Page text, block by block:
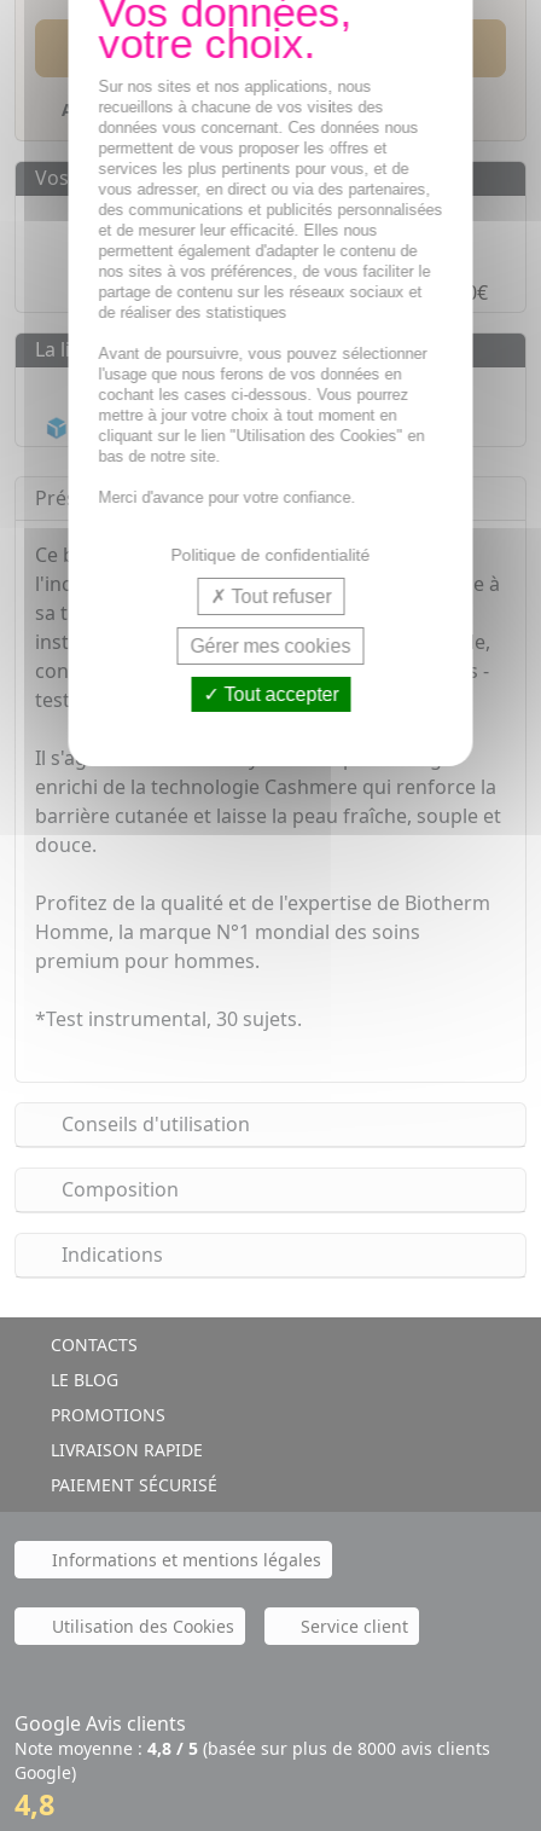
AJOUTER AU PANIER
Ajouter à mes favoris
Vos avantages
Des prixIMBATTABLES
Paiement en ligneSÉCURISÉ
Paiement en4 fois sans frais à partir de 30€
La livraison
Livraison gratuite dès55€
Acheminement Chronoposten 24h*
Présentation
Ce baume après-rasage protège la peau contre
l'inconfort et les irritations liées au rasage. Grâce à
sa texture riche nourrissante, ce baume apaise
instantanément la peau tout en la laissant souple,
confortable et hydratée pendant 24h*. Non gras -
testé sous contrôle dermatologique.
Il s'agit du 1er baume hydratant après-rasage
enrichi de la technologie Cashmere qui renforce la
barrière cutanée et laisse la peau fraîche, souple et
douce.
Profitez de la qualité et de l'expertise de Biotherm
Homme, la marque N°1 mondial des soins
premium pour hommes.
*Test instrumental, 30 sujets.
Conseils d'utilisation
Composition
Indications
CONTACTS
LE BLOG
PROMOTIONS
LIVRAISON RAPIDE
PAIEMENT SÉCURISÉ
Informations et mentions légales
Utilisation des Cookies Service client
Google Avis clients
Note moyenne : 4,8 / 5 (basée sur plus de 8000 avis clients
Google)
4,8
Sur nos sites et nos applications, nous
recueillons à chacune de vos visites des
données vous concernant. Ces données nous
permettent de vous proposer les offres et
services les plus pertinents pour vous, et de
vous adresser, en direct ou via des partenaires,
des communications et publicités personnalisées
et de mesurer leur efficacité. Elles nous
permettent également d'adapter le contenu de
nos sites à vos préférences, de vous faciliter le
partage de contenu sur les réseaux sociaux et
de réaliser des statistiques
Avant de poursuivre, vous pouvez sélectionner
l'usage que nous ferons de vos données en
cochant les cases ci-dessous. Vous pourrez
mettre à jour votre choix à tout moment en
cliquant sur le lien "Utilisation des Cookies" en
bas de notre site.
Merci d'avance pour votre confiance.
Politique de confidentialité
Tout refuser
Gérer mes cookies
Tout accepter